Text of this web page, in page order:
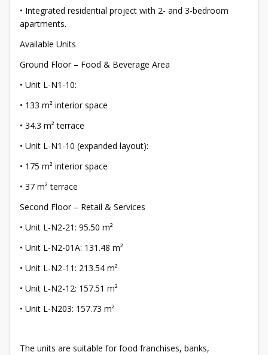
• Integrated residential project with 2- and 3-bedroom
apartments.
Available Units
Ground Floor – Food & Beverage Area
• Unit L-N1-10:
• 133 m² interior space
• 34.3 m² terrace
• Unit L-N1-10 (expanded layout):
• 175 m² interior space
• 37 m² terrace
Second Floor – Retail & Services
• Unit L-N2-21: 95.50 m²
• Unit L-N2-01A: 131.48 m²
• Unit L-N2-11: 213.54 m²
• Unit L-N2-12: 157.51 m²
• Unit L-N203: 157.73 m²
The units are suitable for food franchises, banks,